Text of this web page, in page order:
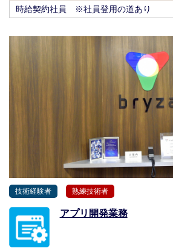
時給契約社員 ※社員登用の道あり
技術経験者 熟練技術者
アプリ開発業務